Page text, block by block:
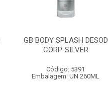
GB BODY SPLASH DESOD
CORP. SILVER
Código: 5391
Embalagem: UN 260ML